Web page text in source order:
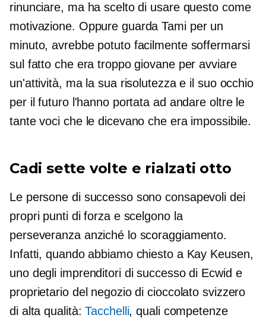
rinunciare, ma ha scelto di usare questo come
motivazione. Oppure guarda Tami per un
minuto, avrebbe potuto facilmente soffermarsi
sul fatto che era troppo giovane per avviare
un'attività, ma la sua risolutezza e il suo occhio
per il futuro l'hanno portata ad andare oltre le
tante voci che le dicevano che era impossibile.
Cadi sette volte e rialzati otto
Le persone di successo sono consapevoli dei
propri punti di forza e scelgono la
perseveranza anziché lo scoraggiamento.
Infatti, quando abbiamo chiesto a Kay Keusen,
uno degli imprenditori di successo di Ecwid e
proprietario del negozio di cioccolato svizzero
di alta qualità:Tacchelli, quali competenze